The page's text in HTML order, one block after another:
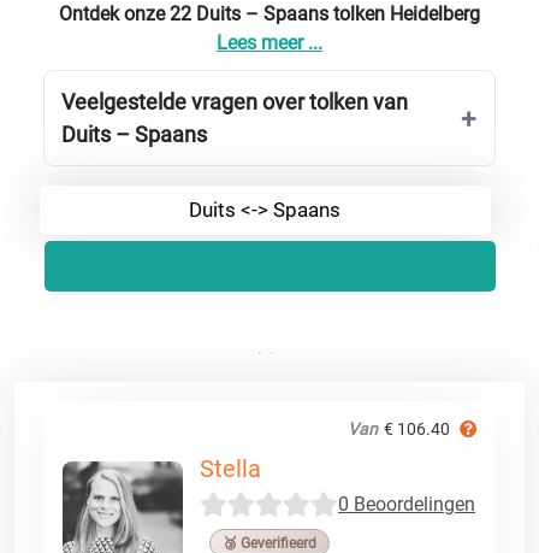
Ontdek onze 22 Duits – Spaans tolken Heidelberg
Lees meer ...
Veelgestelde vragen over tolken van
Duits – Spaans
Duits <-> Spaans
Van € 106.40
Stella
0 Beoordelingen
🥉 Geverifieerd